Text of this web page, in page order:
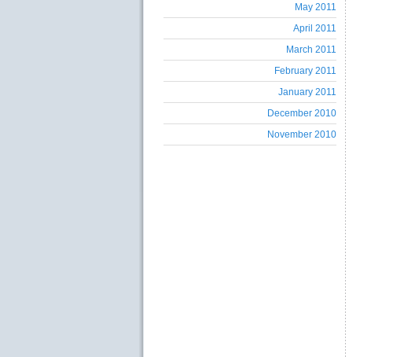
May 2011
April 2011
March 2011
February 2011
January 2011
December 2010
November 2010